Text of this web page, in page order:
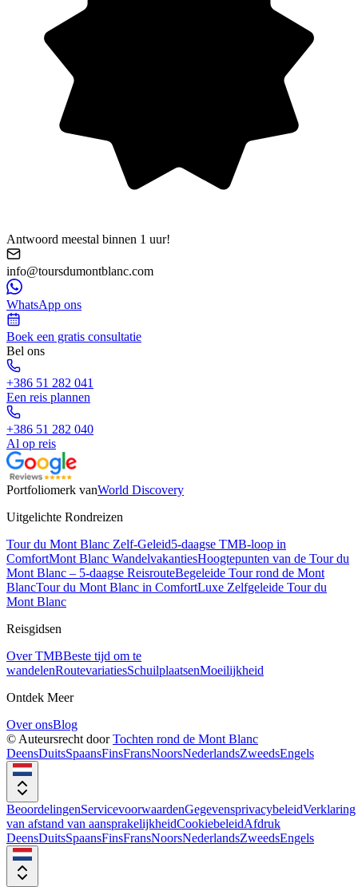
Antwoord meestal binnen 1 uur!
info@toursdumontblanc.com
WhatsApp ons
Boek een gratis consultatie
Bel ons
+386 51 282 041
Een reis plannen
+386 51 282 040
Al op reis
Portfoliomerk vanWorld Discovery
Uitgelichte Rondreizen
Tour du Mont Blanc Zelf-Geleid5-daagse TMB-loop in
ComfortMont Blanc WandelvakantiesHoogtepunten van de Tour du
Mont Blanc – 5-daagse ReisrouteBegeleide Tour rond de Mont
BlancTour du Mont Blanc in ComfortLuxe Zelfgeleide Tour du
Mont Blanc
Reisgidsen
Over TMBBeste tijd om te
wandelenRoutevariatiesSchuilplaatsenMoeilijkheid
Ontdek Meer
Over onsBlog
© Auteursrecht door Tochten rond de Mont Blanc
DeensDuitsSpaansFinsFransNoorsNederlandsZweedsEngels
BeoordelingenServicevoorwaardenGegevensprivacybeleidVerklaring
van afstand van aansprakelijkheidCookiebeleidAfdruk
DeensDuitsSpaansFinsFransNoorsNederlandsZweedsEngels